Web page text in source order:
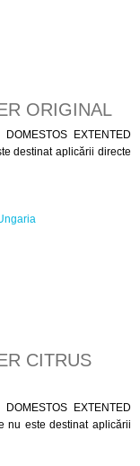
ORIGINAL
EXTENTED
destinat aplicării directe
CITRUS
EXTENTED
nu este destinat aplicării